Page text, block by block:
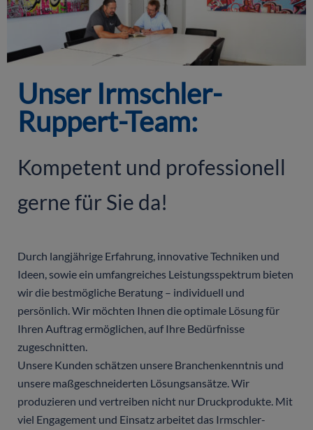
Unser Irmschler-
Ruppert-Team:
Kompetent und professionell
gerne für Sie da!
Durch langjährige Erfahrung, innovative Techniken und
Ideen, sowie ein umfangreiches Leistungsspektrum bieten
wir die bestmögliche Beratung – individuell und
persönlich. Wir möchten Ihnen die optimale Lösung für
Ihren Auftrag ermöglichen, auf Ihre Bedürfnisse
zugeschnitten.
Unsere Kunden schätzen unsere Branchenkenntnis und
unsere maßgeschneiderten Lösungsansätze. Wir
produzieren und vertreiben nicht nur Druckprodukte. Mit
viel Engagement und Einsatz arbeitet das Irmschler-